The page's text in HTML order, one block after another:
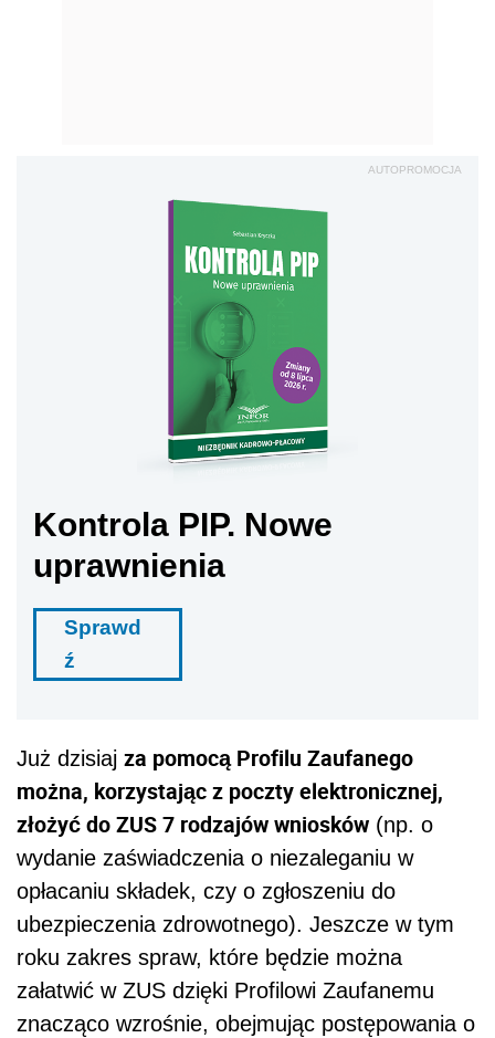
AUTOPROMOCJA
Kontrola PIP. Nowe
uprawnienia
Sprawd
ź
Już dzisiaj za pomocą Profilu Zaufanego
można, korzystając z poczty elektronicznej,
złożyć do ZUS 7 rodzajów wniosków (np. o
wydanie zaświadczenia o niezaleganiu w
opłacaniu składek, czy o zgłoszeniu do
ubezpieczenia zdrowotnego). Jeszcze w tym
roku zakres spraw, które będzie można
załatwić w ZUS dzięki Profilowi Zaufanemu
znacząco wzrośnie, obejmując postępowania o